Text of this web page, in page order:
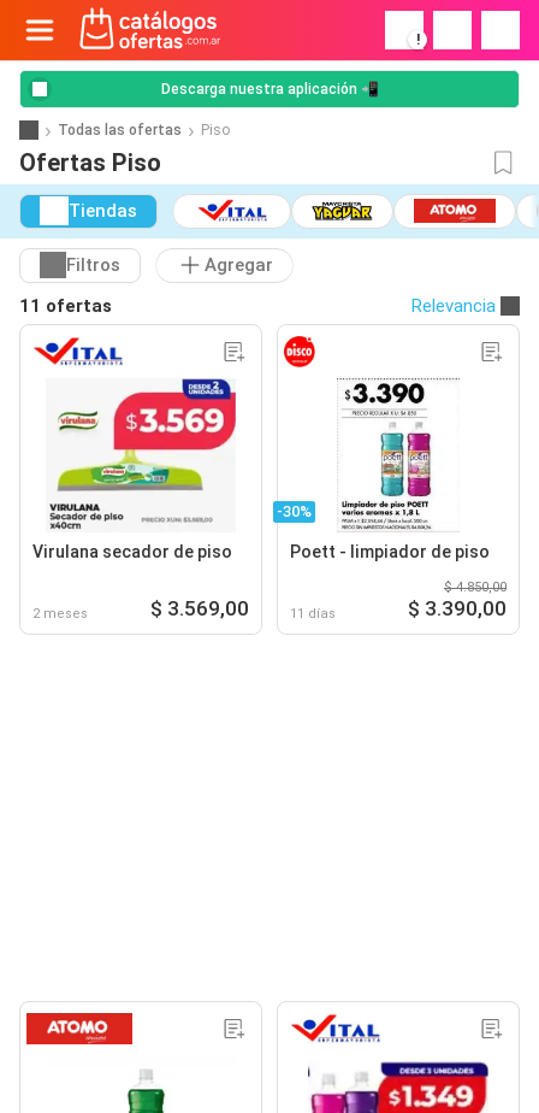
!
Descarga nuestra aplicación 📲
Todas las ofertas Piso
Ofertas Piso
Tiendas
Filtros
Agregar
11 ofertas
Relevancia
Virulana secador de piso
2 meses $ 3.569,00
-30%
Poett - limpiador de piso
11 días
$ 4.850,00
$ 3.390,00